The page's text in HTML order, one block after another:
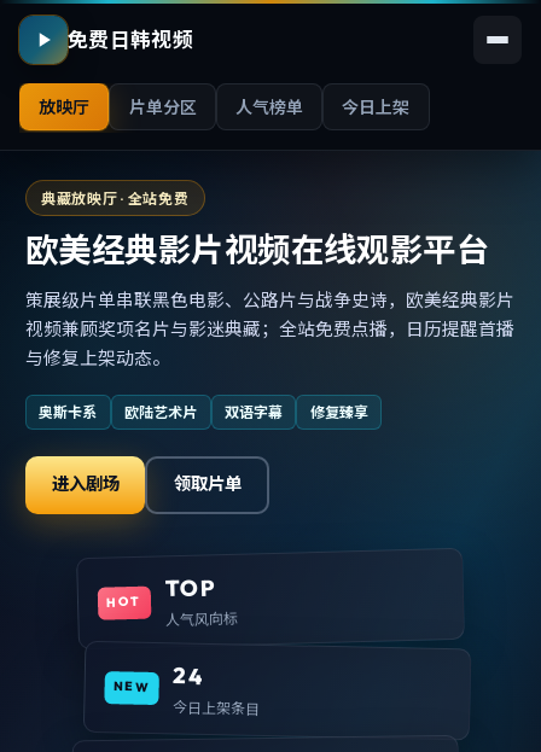
免费日韩视频
放映厅 片单分区 人气榜单 今日上架
典藏放映厅 · 全站免费
欧美经典影片视频在线观影平台
策展级片单串联黑色电影、公路片与战争史诗，欧美经典影片
视频兼顾奖项名片与影迷典藏；全站免费点播，日历提醒首播
与修复上架动态。
奥斯卡系 欧陆艺术片 双语字幕 修复臻享
进入剧场 领取片单
HOT TOP
人气风向标
NEW 24
今日上架条目